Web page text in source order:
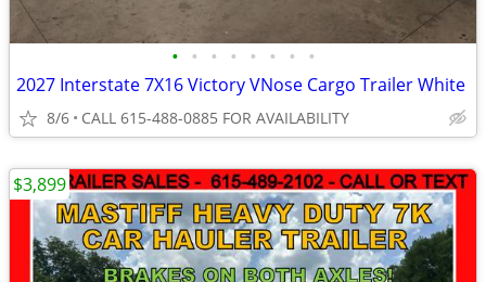
• • • • • • • •
2027 Interstate 7X16 Victory VNose Cargo Trailer White
8/6 CALL 615-488-0885 FOR AVAILABILITY
$3,899